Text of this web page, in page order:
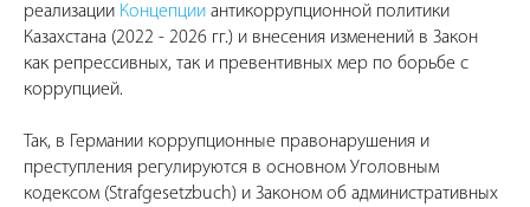
реализации Концепции антикоррупционной политики
Казахстана (2022 - 2026 гг.) и внесения изменений в Закон
как репрессивных, так и превентивных мер по борьбе с
коррупцией.
Так, в Германии коррупционные правонарушения и
преступления регулируются в основном Уголовным
кодексом (Strafgesetzbuch) и Законом об административных